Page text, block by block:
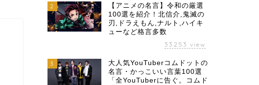
2
【アニメの名言】令和の厳選
100選を紹介！北信介,鬼滅の
刃,ドラえもん,ナルト,ハイキ
ューなど格言多数
33253 view
3
大人気YouTuberコムドットの
名言・かっこいい言葉100選
「全YouTuberに告ぐ。コムド